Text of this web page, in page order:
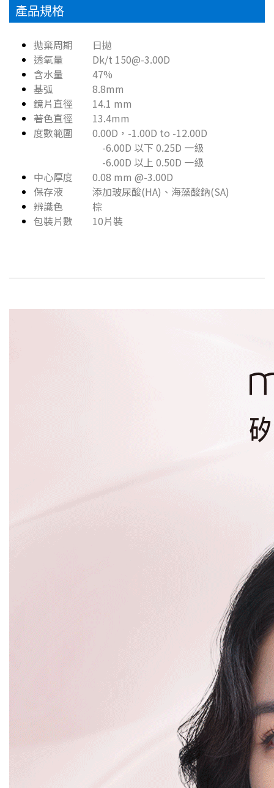
產品規格
拋棄周期 日拋
透氧量 Dk/t 150@-3.00D
含水量 47%
基弧 8.8mm
鏡片直徑 14.1 mm
著色直徑 13.4mm
度數範圍 0.00D，-1.00D to -12.00D
-6.00D 以下 0.25D 一級
-6.00D 以上 0.50D 一級
中心厚度 0.08 mm @-3.00D
保存液 添加玻尿酸(HA)、海藻酸鈉(SA)
辨識色 棕
包裝片數 10片裝